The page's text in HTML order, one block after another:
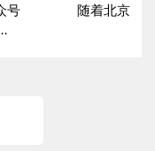
公众号 随着北京